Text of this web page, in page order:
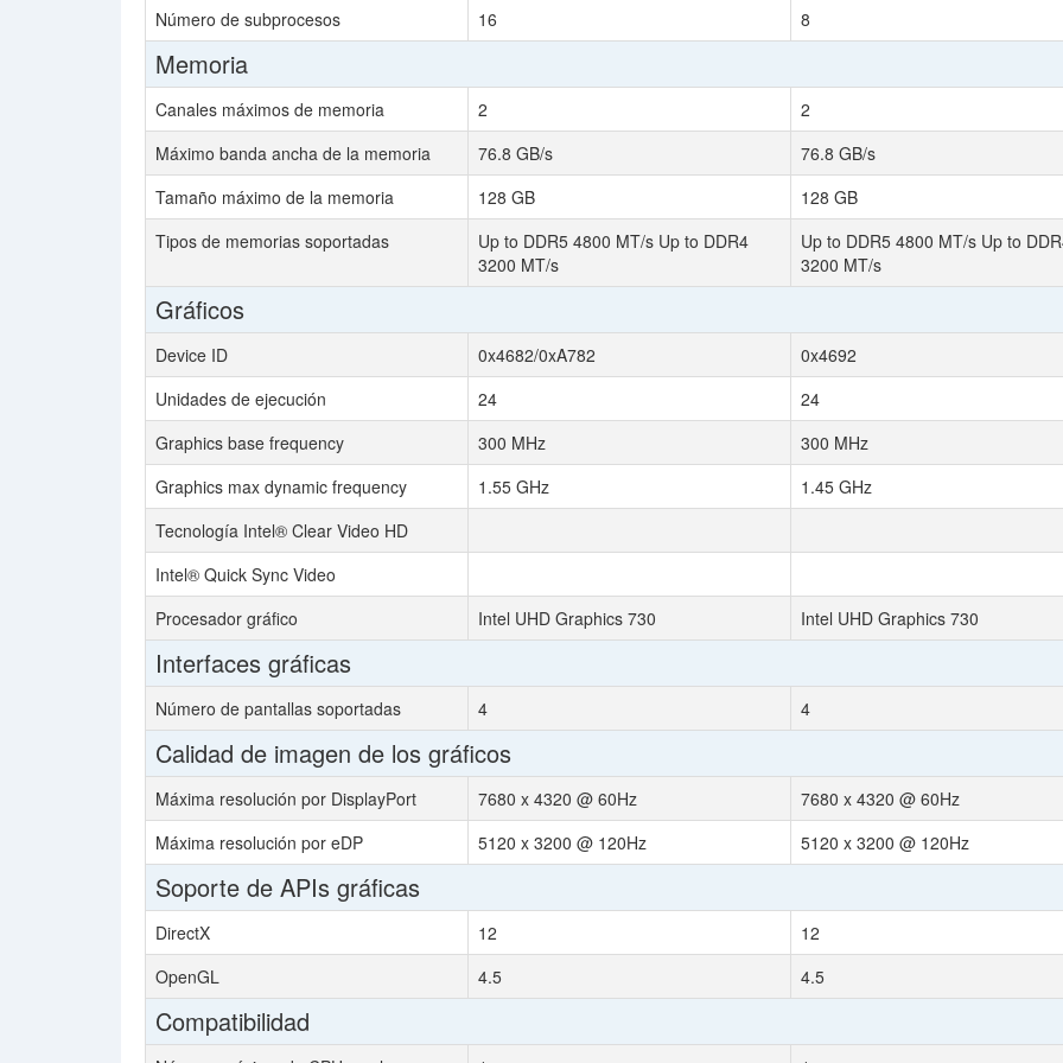
Número de subprocesos 16 8
Memoria
Canales máximos de memoria 2
2
Máximo banda ancha de la memoria
76.8 GB/s
76.8 GB/s
Tamaño máximo de la memoria
128 GB
128 GB
Tipos de memorias soportadas
Up to DDR5 4800 MT/s Up to DDR4
3200 MT/s
Up to DDR5 4800 MT/s Up to
3200 MT/s
Gráficos
Device ID 0x4682/0xA782
0x4692
Unidades de ejecución
24
24
Graphics base frequency
300 MHz
300 MHz
Graphics max dynamic frequency
1.55 GHz
1.45 GHz
Tecnología Intel® Clear Video HD
Intel® Quick Sync Video
Procesador gráfico
Intel UHD Graphics 730 Intel UHD Graphics 730
Interfaces gráficas
Número de pantallas soportadas 4 4
Calidad de imagen de los gráficos
Máxima resolución por DisplayPort 7680 x 4320 @ 60Hz
7680 x 4320 @ 60Hz
Máxima resolución por eDP
5120 x 3200 @ 120Hz 5120 x 3200 @ 120Hz
Soporte de APIs gráficas
DirectX 12
12
OpenGL
4.5 4.5
Compatibilidad